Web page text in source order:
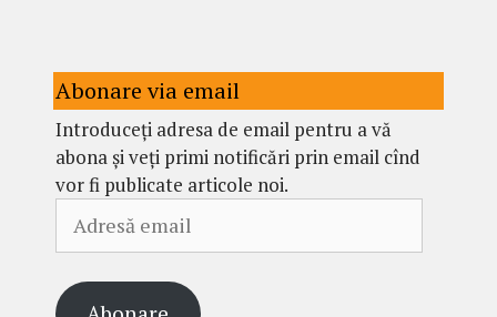
Abonare via email
Introduceți adresa de email pentru a vă
abona și veți primi notificări prin email cînd
vor fi publicate articole noi.
email